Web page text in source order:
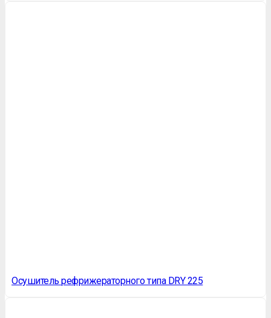
Осушитель рефрижераторного типа DRY 225